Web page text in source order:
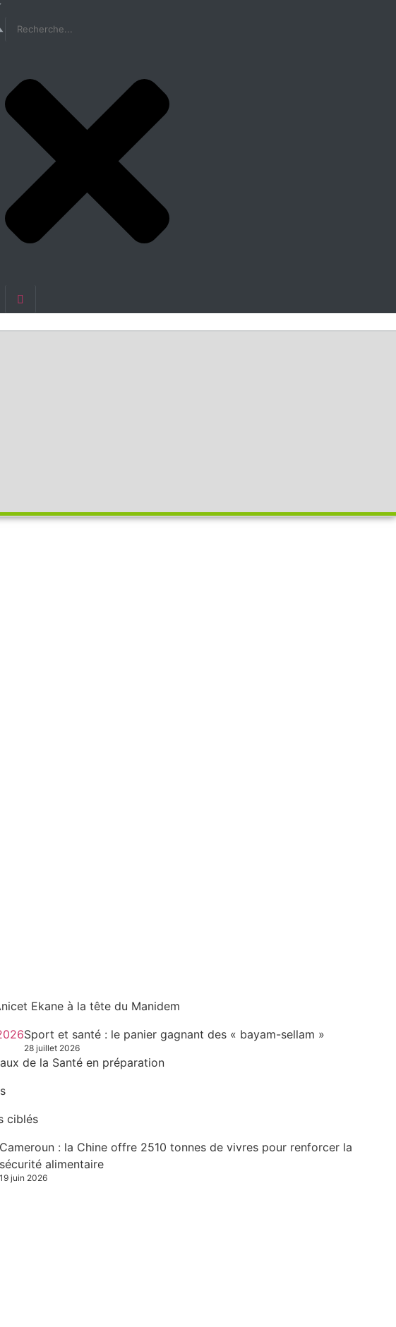
Ekane à la tête du Manidem
Sport et santé : le panier gagnant des « bayam-sellam »
28 juillet 2026
de la Santé en préparation
ciblés
Cameroun : la Chine offre 2510 tonnes de vivres pour renforcer la
sécurité alimentaire
19 juin 2026